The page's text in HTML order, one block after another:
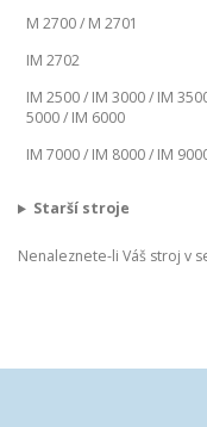
M 2700 / M 2701
IM 2702
IM 2500 / IM 3000 / IM
5000 / IM 6000
IM 7000 / IM 8000 / IM
Starší stroje
Nenaleznete-li Váš stroj v